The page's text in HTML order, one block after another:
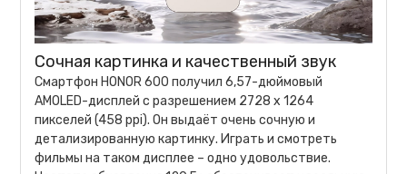
Сочная картинка и качественный звук
Смартфон HONOR 600 получил 6,57-дюймовый
AMOLED-дисплей с разрешением 2728 x 1264
пикселей (458 ppi). Он выдаёт очень сочную и
детализированную картинку. Играть и смотреть
фильмы на таком дисплее – одно удовольствие.